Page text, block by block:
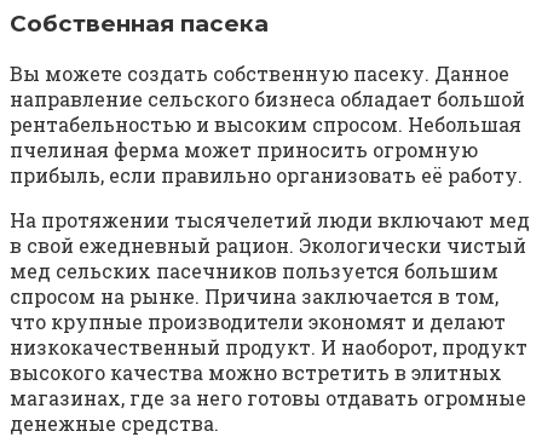
Собственная пасека
Вы можете создать собственную пасеку. Данное
направление сельского бизнеса обладает большой
рентабельностью и высоким спросом. Небольшая
пчелиная ферма может приносить огромную
прибыль, если правильно организовать её работу.
На протяжении тысячелетий люди включают мед
в свой ежедневный рацион. Экологически чистый
мед сельских пасечников пользуется большим
спросом на рынке. Причина заключается в том,
что крупные производители экономят и делают
низкокачественный продукт. И наоборот, продукт
высокого качества можно встретить в элитных
магазинах, где за него готовы отдавать огромные
денежные средства.